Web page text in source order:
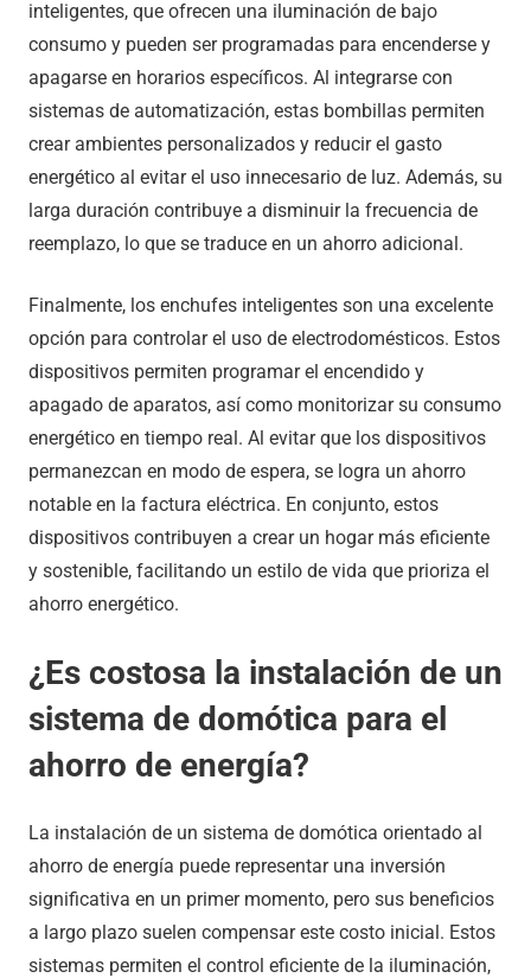
inteligentes, que ofrecen una iluminación de bajo
consumo y pueden ser programadas para encenderse y
apagarse en horarios específicos. Al integrarse con
sistemas de automatización, estas bombillas permiten
crear ambientes personalizados y reducir el gasto
energético al evitar el uso innecesario de luz. Además, su
larga duración contribuye a disminuir la frecuencia de
reemplazo, lo que se traduce en un ahorro adicional.
Finalmente, los enchufes inteligentes son una excelente
opción para controlar el uso de electrodomésticos. Estos
dispositivos permiten programar el encendido y
apagado de aparatos, así como monitorizar su consumo
energético en tiempo real. Al evitar que los dispositivos
permanezcan en modo de espera, se logra un ahorro
notable en la factura eléctrica. En conjunto, estos
dispositivos contribuyen a crear un hogar más eficiente
y sostenible, facilitando un estilo de vida que prioriza el
ahorro energético.
¿Es costosa la instalación de un
sistema de domótica para el
ahorro de energía?
La instalación de un sistema de domótica orientado al
ahorro de energía puede representar una inversión
significativa en un primer momento, pero sus beneficios
a largo plazo suelen compensar este costo inicial. Estos
sistemas permiten el control eficiente de la iluminación,